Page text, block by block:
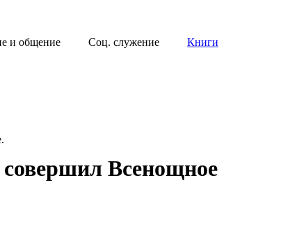
и общение Соц. служение Книги
Всенощное